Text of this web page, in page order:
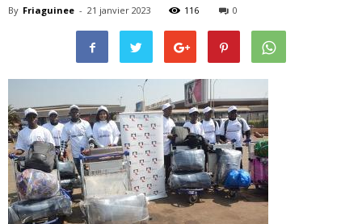
By Friaguinee - 21 janvier 2023 116 0